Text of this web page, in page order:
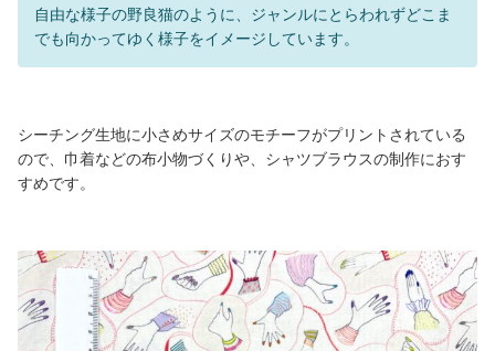
自由な様子の野良猫のように、ジャンルにとらわれずどこま
でも向かってゆく様子をイメージしています。
シーチング生地に小さめサイズのモチーフがプリントされている
ので、巾着などの布小物づくりや、シャツブラウスの制作におす
すめです。